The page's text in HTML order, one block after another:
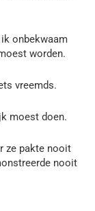
onbekwaam
worden.
vreemds.
moest doen.
ze pakte nooit
nooit